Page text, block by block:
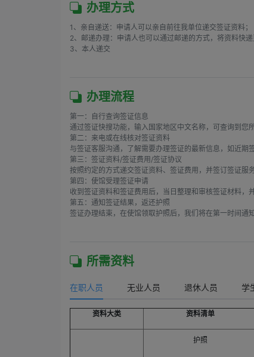
办理方式
1、亲自递送：申请人可以亲自前往我单位递交签证资料；
2、邮递办理：申请人也可以通过邮递的方式，将资料快递
3、本人递交
办理流程
第一：自行查询签证信息
通过签证快搜功能，输入国家地区中文名称，可查询到您
第二：来电或在线核对签证资料
与签证客服沟通，了解需要办理签证的最新信息，如近期
第三：签证资料/签证费用/签证协议
按照约定的方式递交签证资料、签证费用，并签订签证服
第四：使馆受理签证申请
收到签证资料和签证费用后，当日整理和审核签证材料
第五：通知签证结果，返还护照
签证办理结束，在使馆领取护照后，我们将在第一时间通
所需资料
在职人员 无业人员 退休人员 学
资料大类 资料清单
护照